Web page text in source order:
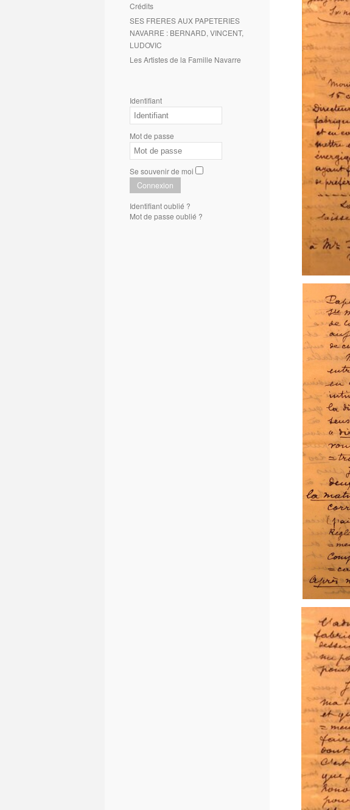
Crédits
SES FRERES AUX PAPETERIES
NAVARRE : BERNARD, VINCENT,
LUDOVIC
Les Artistes de la Famille Navarre
Identifiant
Mot de passe
Se souvenir de moi
Connexion
Identifiant oublié ?
Mot de passe oublié ?